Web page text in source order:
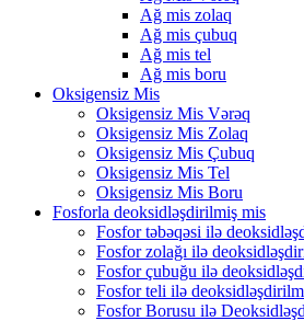
Ağ mis zolaq
Ağ mis çubuq
Ağ mis tel
Ağ mis boru
Oksigensiz Mis
Oksigensiz Mis Vərəq
Oksigensiz Mis Zolaq
Oksigensiz Mis Çubuq
Oksigensiz Mis Tel
Oksigensiz Mis Boru
Fosforla deoksidləşdirilmiş mis
Fosfor təbəqəsi ilə
Fosfor zolağı ilə
Fosfor çubuğu ilə
Fosfor teli ilə
Fosfor Borusu ilə